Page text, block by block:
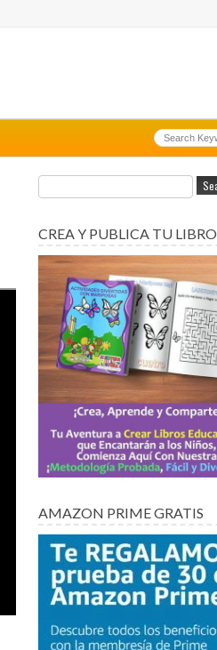
CREA Y PUBLICA TU LIBRO
AMAZON PRIME GRATIS